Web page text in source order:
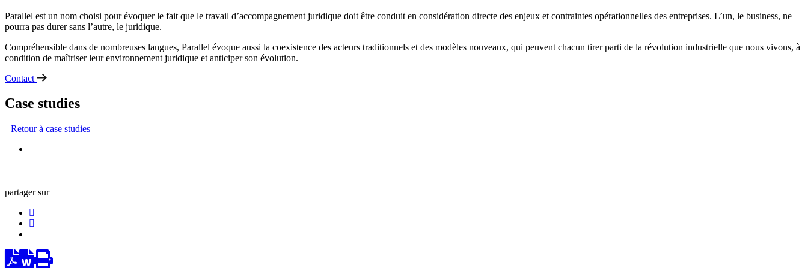
Parallel est un nom choisi pour évoquer le fait que le travail d’accompagnement juridique doit être conduit en considération directe des enjeux et contraintes opérationnelles des entreprises. L’un, le business, ne
pourra pas durer sans l’autre, le juridique.
Compréhensible dans de nombreuses langues, Parallel évoque aussi la coexistence des acteurs traditionnels et des modèles nouveaux, qui peuvent chacun tirer parti de la révolution industrielle que nous vivons, à
condition de maîtriser leur environnement juridique et anticiper son évolution.
Contact
Case studies
Retour à case studies
partager sur